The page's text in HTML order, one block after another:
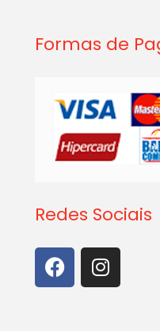
Formas de
Redes Sociais